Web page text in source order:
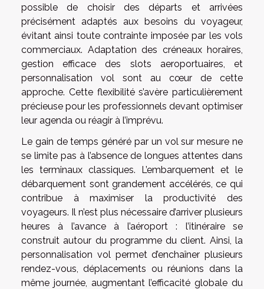
possible de choisir des départs et arrivées
précisément adaptés aux besoins du voyageur,
évitant ainsi toute contrainte imposée par les vols
commerciaux. Adaptation des créneaux horaires,
gestion efficace des slots aeroportuaires, et
personnalisation vol sont au cœur de cette
approche. Cette flexibilité s’avère particulièrement
précieuse pour les professionnels devant optimiser
leur agenda ou réagir à l’imprévu.
Le gain de temps généré par un vol sur mesure ne
se limite pas à l’absence de longues attentes dans
les terminaux classiques. L’embarquement et le
débarquement sont grandement accélérés, ce qui
contribue à maximiser la productivité des
voyageurs. Il n’est plus nécessaire d’arriver plusieurs
heures à l’avance à l’aéroport : l’itinéraire se
construit autour du programme du client. Ainsi, la
personnalisation vol permet d’enchaîner plusieurs
rendez-vous, déplacements ou réunions dans la
même journée, augmentant l’efficacité globale du